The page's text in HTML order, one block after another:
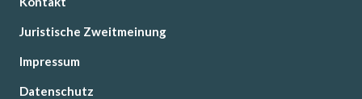
Juristische Zweitmeinung
Impressum
Datenschutz